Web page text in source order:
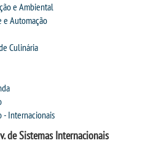
e Ambiental
e Automação
Culinária
- Internacionais
de Sistemas Internacionais